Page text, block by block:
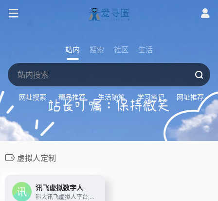
站内 搜索 社区 生活
网址搜索 精品推荐 生活随笔 学习笔记 网址推荐
虚拟人定制
讯飞虚拟数字人
科大讯飞虚拟人平台,运用最新的AI虚拟数字形象技术,结合语音识别、语义理解、语音合成、星火大模型等AI核心技术,提供虚拟数字人形象资产构建、AI驱动、多模态交互的多场景虚拟人解决方案。提供形象定制、声音克隆、多模态智能交互、虚拟主播视频制作、虚拟人直播、虚拟人能力开放等服务内容。